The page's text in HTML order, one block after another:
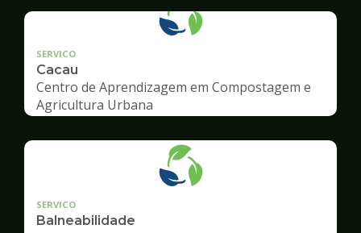
SERVICO
Cacau
Centro de Aprendizagem em Compostagem e
Agricultura Urbana
SERVICO
Balneabilidade